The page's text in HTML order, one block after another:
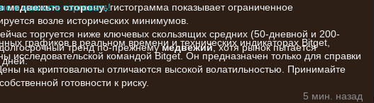
медвежью сторону; гистограмма показывает ограниченное
возле исторических минимумов.
торгуется ниже ключевых скользящих средних (50-дневной и 200-
тренд по-прежнемумедвежий, хотя рынок пытается
дней.
первую очередь определяются следующими факторами:
и начните торговать!
графиков в реальном времени и технических индикаторах Bitget,
исследовательской командой Bitget. Он предназначен только для справки
на криптовалюты отличаются высокой волатильностью. Принимайте
готовности к риску.
5 мин. назад